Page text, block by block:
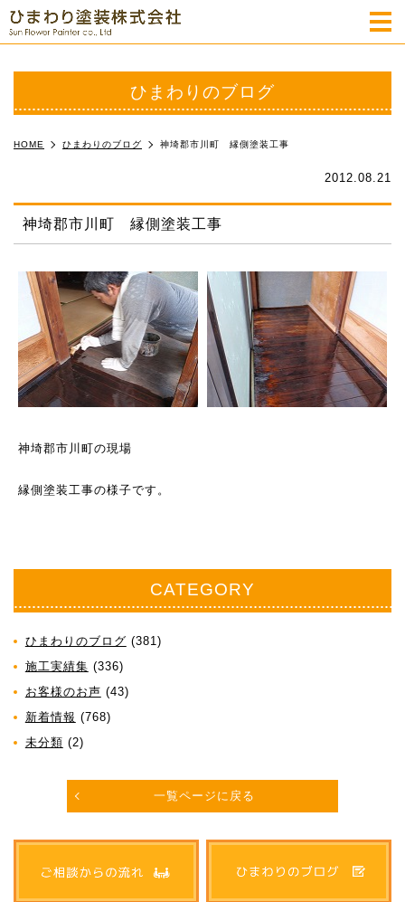
ひまわりのブログ
HOME ひまわりのブログ 神埼郡市川町 縁側塗装工事
2012.08.21
神埼郡市川町 縁側塗装工事
神埼郡市川町の現場
縁側塗装工事の様子です。
CATEGORY
ひまわりのブログ (381)
施工実績集 (336)
お客様のお声 (43)
新着情報 (768)
未分類 (2)
一覧ページに戻る